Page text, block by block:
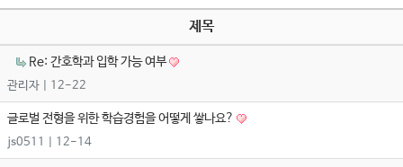
제목
Re: 간호학과 입학 가능 여부
관리자 | 12-22
글로벌 전형을 위한 학습경험을 어떻게 쌓나요?
js0511 | 12-14